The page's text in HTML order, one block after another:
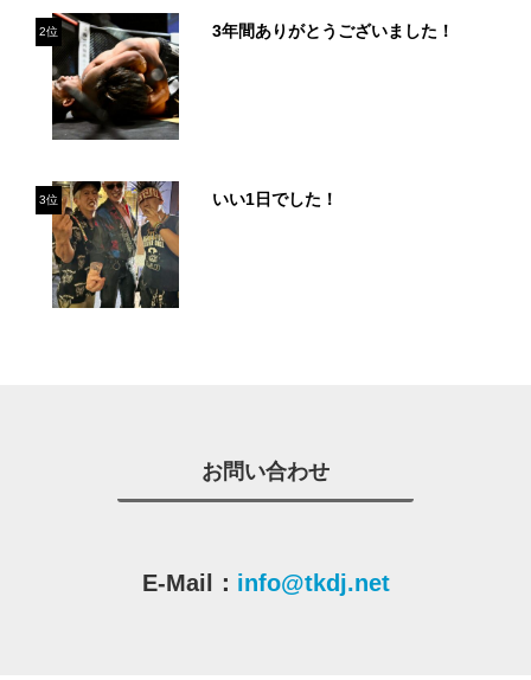
2位 3年間ありがとうございました！
3位 いい1日でした！
お問い合わせ
E-Mail： info@tkdj.net